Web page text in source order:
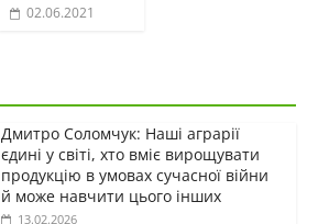
02.06.2021
Дмитро Соломчук: Наші аграрії
єдині у світі, хто вміє вирощувати
продукцію в умовах сучасної війни
й може навчити цього інших
13.02.2026